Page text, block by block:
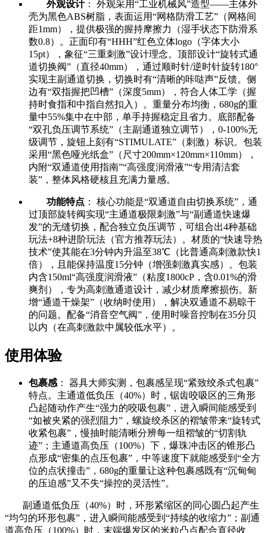
外观设计： 外观采用“工业机械风”造型——主体外
壳为黑色ABS树脂，表面运用“网格防滑工艺”（网格间
距1mm），提供极强的握持摩擦力（湿手状态下防滑系
数0.8）。正面印有“HHH”红色立体logo（字体大小
15pt），象征“三重刺激”设计理念。顶部设计“旋转式通
道切换阀”（直径40mm），通过顺时针/逆时针旋转180°
实现主副通道切换，切换时有“清晰的咔哒声”反馈。侧
边有“双指握把凹槽”（深度5mm），符合人体工学（握
持时食指和中指自然扣入）。重量分布均衡，680g的重
量中55%集中在中部，单手持握稳定且省力。底部配备
“双孔负压调节系统”（主副通道独立调节），0-100%无
级调节，旋钮上刻有“STIMULATE”（刺激）标识。包装
采用“黑色哑光纸盒”（尺寸200mm×120mm×110mm），
内附“双通道使用指南”“高强度润滑液”“专用清洁套
装”，整体风格硬核且充满力量感。
功能特点 ： 核心功能是“双通道自由切换系统”，通
过顶部旋转阀实现“主通道极限刺激”与“副通道快速爆
发”的无缝切换，配合独立负压调节，可组合出4种基础
玩法+8种进阶玩法（官方推荐玩法）。材质的“快速导热
技术”使其能在3分钟内升温至38℃（比普通高刺激款快1
倍），且能保持温度15分钟（增强刺激真实感）。包装
内含150ml“高强度润滑液”（粘度1800cP，含0.01%的滑
爽剂），专为高刺激通道设计，减少材质摩擦损伤。新
增“通道干燥架”（收纳时使用），解决双通道不易晾干
的问题。配备“消音空气阀”，使用时噪音控制在35分贝
以内（在高刺激款中属较低水平）。
使用体验
包裹感 ： 器具大师实测，包裹感呈现“紧致绞杀式包裹”
特点。主通道低负压（40%）时，锯齿咬吸区的三角形
凸起随动作产生“强力的咬吸包裹”，进入瞬间能感受到
“如被夹紧的强烈阻力”，螺旋绞杀区的褶皱带来“旋转式
收紧包裹”，慢抽时能清晰分辨每一组褶皱的“切割轨
迹”；主通道高负压（100%）下，爆珠冲击区的锥形凸
点形成“密集的点压包裹”，中等速度下就能感受到“全方
位的点状撞击”，680g的重量让这种包裹感既有“沉甸甸
的压迫感”又不失“操控的灵活性”。
副通道低负压（40%）时，环形紧缩区的同心圆凸起产生
“均匀的环形包裹”，进入瞬间能感受到“持续的收缩力”；副通
道高负压（100%）时，末端爆发区的米粒凸点配合直径收